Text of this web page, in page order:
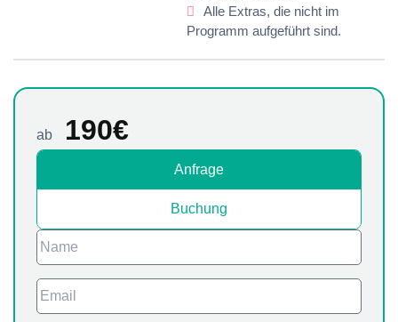
Alle Extras, die nicht im
Programm aufgeführt sind.
ab 190€
Anfrage
Buchung